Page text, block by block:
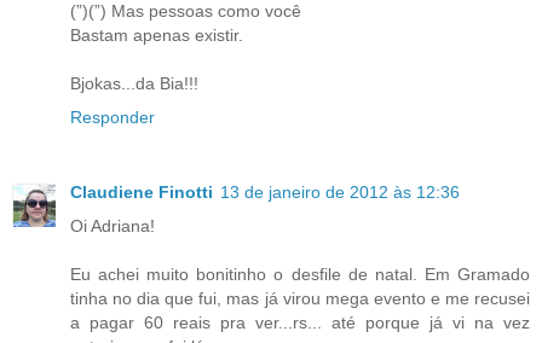
(”)(”) Mas pessoas como você
Bastam apenas existir.
Bjokas...da Bia!!!
Responder
Claudiene Finotti 13 de janeiro de 2012 às 12:36
Oi Adriana!
Eu achei muito bonitinho o desfile de natal. Em Gramado
tinha no dia que fui, mas já virou mega evento e me recusei
a pagar 60 reais pra ver...rs... até porque já vi na vez